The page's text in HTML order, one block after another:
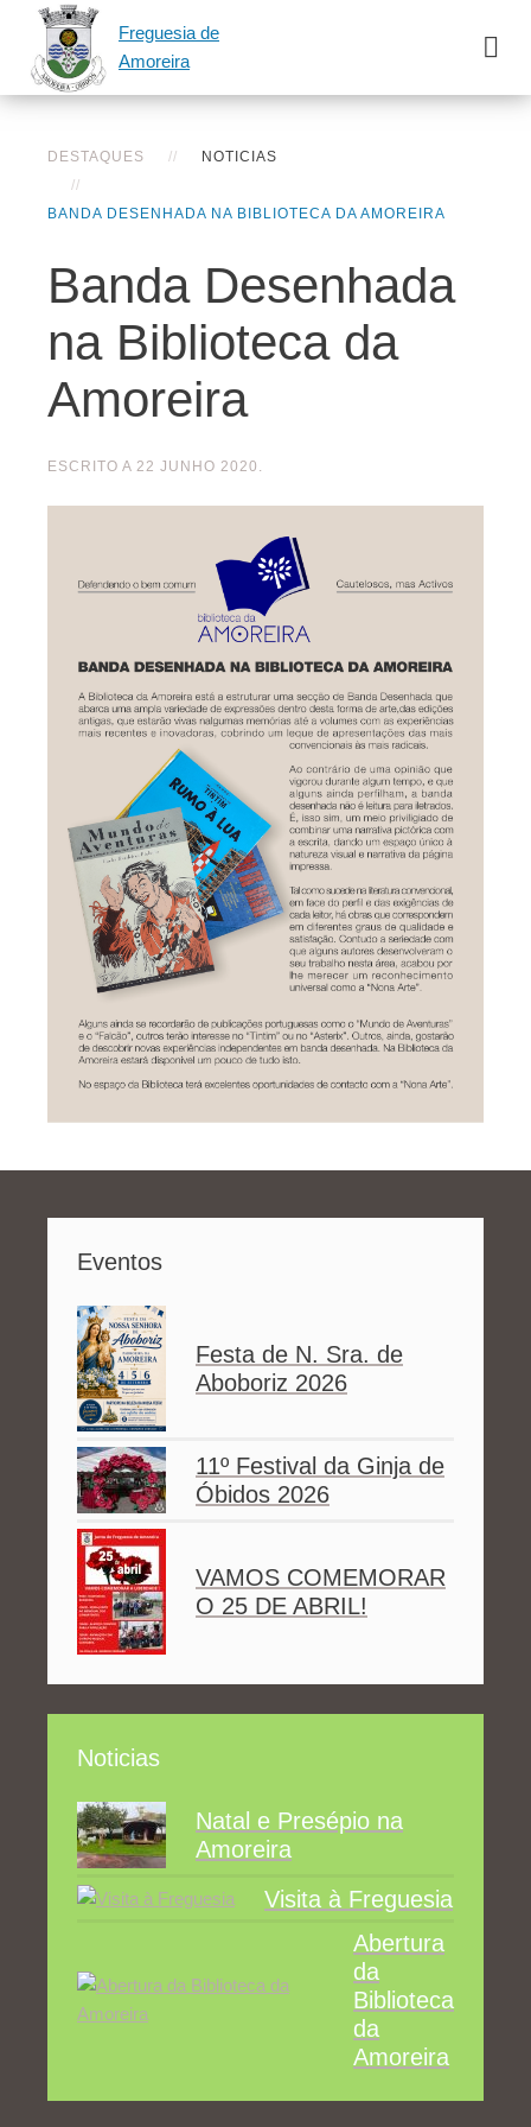
Freguesia de
Amoreira
DESTAQUES NOTICIAS
BANDA DESENHADA NA BIBLIOTECA DA AMOREIRA
Banda Desenhada
na Biblioteca da
Amoreira
ESCRITO A 22 JUNHO 2020 .
Eventos
Festa de N. Sra. de
Aboboriz 2026
11º Festival da Ginja de
Óbidos 2026
VAMOS COMEMORAR
O 25 DE ABRIL!
Noticias
Natal e Presépio na
Amoreira
Visita à Freguesia
Abertura
da
Biblioteca
da
Amoreira